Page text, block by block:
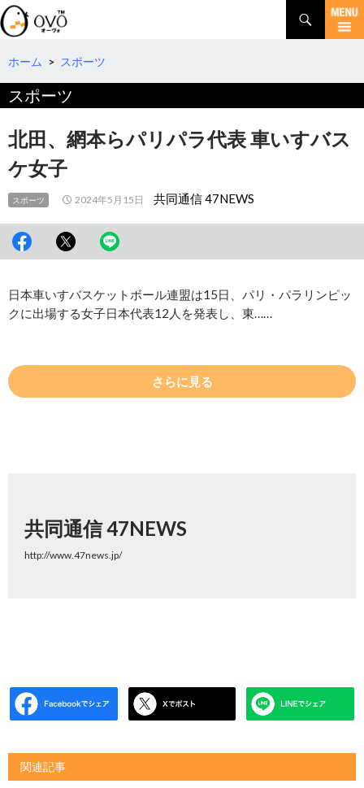
検
索
コ
テ
へ
動
ホーム > スポーツ
スポーツ
北田、網本らパリパラ代表 車いすバス
ケ女子
スポーツ 2024年5月15日 共同通信 47NEWS
日本車いすバスケットボール連盟は15日、パリ・パラリンピッ
クに出場する女子日本代表12人を発表し、東……
さらに見る
共同通信 47NEWS
http://www.47news.jp/
関連記事